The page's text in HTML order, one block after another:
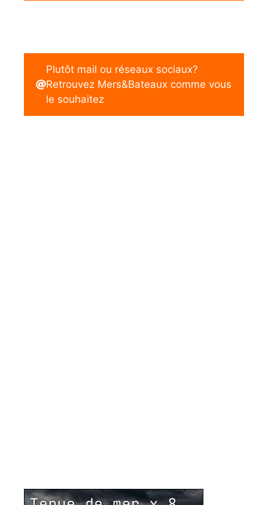
Plutôt mail ou réseaux sociaux?
Retrouvez Mers&Bateaux comme vous
le souhaitez